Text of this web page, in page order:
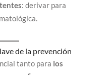
: derivar para
de la prevención
tanto para los